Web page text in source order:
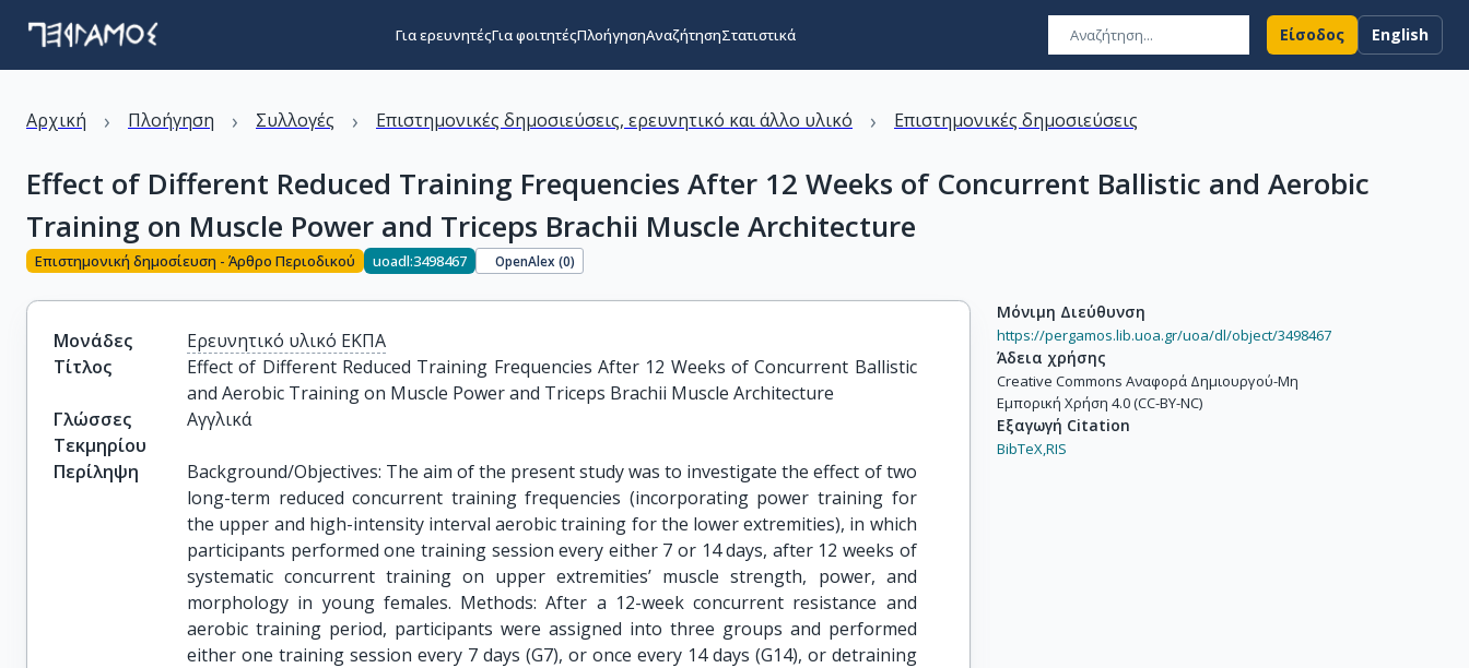
Για ερευνητέςΓια φοιτητέςΠλοήγησηΑναζήτησηΣτατιστικά Είσοδος English
Αρχική › Πλοήγηση › Συλλογές › Επιστημονικές δημοσιεύσεις, ερευνητικό και άλλο υλικό › Επιστημονικές δημοσιεύσεις
Effect of Different Reduced Training Frequencies After 12 Weeks of Concurrent Ballistic and Aerobic
Training on Muscle Power and Triceps Brachii Muscle Architecture
Επιστημονική δημοσίευση - Άρθρο Περιοδικού uoadl:3498467 OpenAlex (0)
Μονάδες
Ερευνητικό υλικό ΕΚΠΑ
Τίτλος
Effect of Different Reduced Training Frequencies After 12 Weeks of Concurrent Ballistic
and Aerobic Training on Muscle Power and Triceps Brachii Muscle Architecture
Γλώσσες
Τεκμηρίου
Αγγλικά
Περίληψη
Background/Objectives: The aim of the present study was to investigate the effect of two
long-term reduced concurrent training frequencies (incorporating power training for
the upper and high-intensity interval aerobic training for the lower extremities), in which
participants performed one training session every either 7 or 14 days, after 12 weeks of
systematic concurrent training on upper extremities’ muscle strength, power, and
morphology in young females. Methods: After a 12-week concurrent resistance and
aerobic training period, participants were assigned into three groups and performed
either one training session every 7 days (G7), or once every 14 days (G14), or detraining
Μόνιμη Διεύθυνση
https://pergamos.lib.uoa.gr/uoa/dl/object/3498467
Άδεια χρήσης
Creative Commons Αναφορά Δημιουργού-Μη
Εμπορική Χρήση 4.0 (CC-BY-NC)
Εξαγωγή Citation
BibTeX,RIS